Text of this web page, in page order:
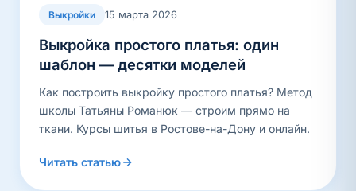
Выкройки 15 марта 2026
Выкройка простого платья: один
шаблон — десятки моделей
Как построить выкройку простого платья? Метод
школы Татьяны Романюк — строим прямо на
ткани. Курсы шитья в Ростове-на-Дону и онлайн.
Читать статью